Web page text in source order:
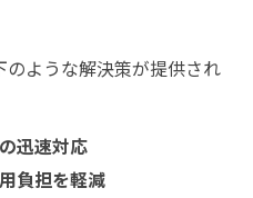
のような解決策が提供され
迅速対応
負担を軽減